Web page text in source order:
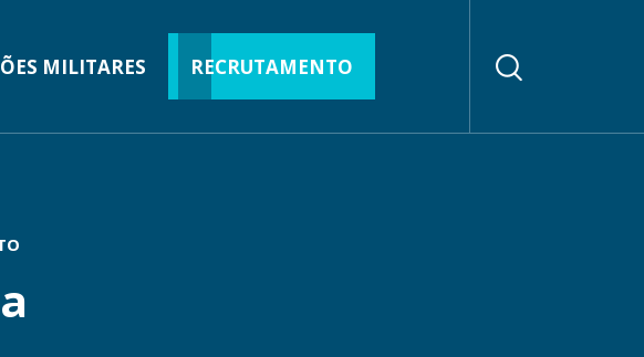
MILITARES RECRUTAMENTO